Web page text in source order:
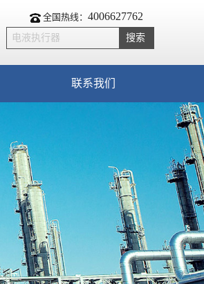
全国热线： 4006627762
联系我们